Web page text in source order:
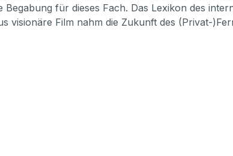
für dieses Fach. Das Lexikon des
visionäre Film nahm die Zukunft des (Privat-